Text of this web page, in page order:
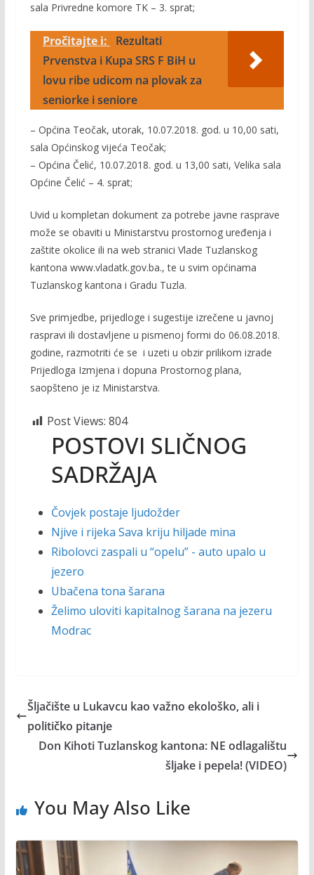
sala Privredne komore TK – 3. sprat;
Pročitajte i:
Rezultati
Prvenstva i Kupa SRS F BiH u
lovu ribe udicom na plovak za
seniorke i seniore
– Općina Teočak, utorak, 10.07.2018. god. u 10,00 sati,
sala Općinskog vijeća Teočak;
– Općina Čelić, 10.07.2018. god. u 13,00 sati, Velika sala
Općine Čelić – 4. sprat;
Uvid u kompletan dokument za potrebe javne rasprave
može se obaviti u Ministarstvu prostornog uređenja i
zaštite okolice ili na web stranici Vlade Tuzlanskog
kantona www.vladatk.gov.ba., te u svim općinama
Tuzlanskog kantona i Gradu Tuzla.
Sve primjedbe, prijedloge i sugestije izrečene u javnoj
raspravi ili dostavljene u pismenoj formi do 06.08.2018.
godine, razmotriti će se i uzeti u obzir prilikom izrade
Prijedloga Izmjena i dopuna Prostornog plana,
saopšteno je iz Ministarstva.
Post Views: 804
POSTOVI SLIČNOG
SADRŽAJA
Čovjek postaje ljudožder
Njive i rijeka Sava kriju hiljade mina
Ribolovci zaspali u “opelu” - auto upalo u
jezero
Ubačena tona šarana
Želimo uloviti kapitalnog šarana na jezeru
Modrac
Šljačište u Lukavcu kao važno ekološko, ali i
političko pitanje
Don Kihoti Tuzlanskog kantona: NE odlagalištu
šljake i pepela! (VIDEO)
You May Also Like